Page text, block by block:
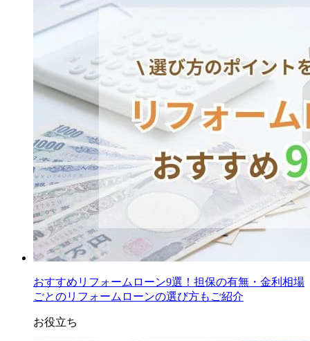
おすすめリフォームローン9選！担保の有無・金利相場
ごとのリフォームローンの選び方もご紹介
お役立ち